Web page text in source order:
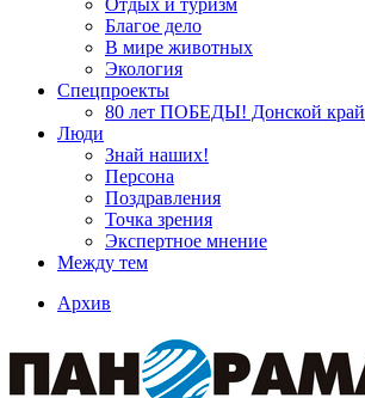
Отдых и туризм
Благое дело
В мире животных
Экология
Спецпроекты
80 лет ПОБЕДЫ! Донской край
Люди
Знай наших!
Персона
Поздравления
Точка зрения
Экспертное мнение
Между тем
Архив